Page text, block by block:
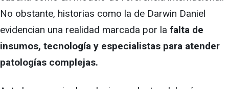
No obstante, historias como la de Darwin Daniel
evidencian una realidad marcada por la falta de
insumos, tecnología y especialistas para atender
patologías complejas.